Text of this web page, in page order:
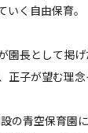
く自由保育。
園長として掲
正子が望む理念
の青空保育園